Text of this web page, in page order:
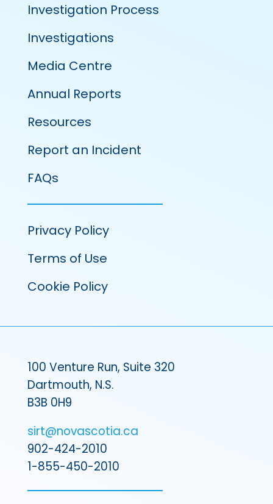
Investigation Process
Investigations
Media Centre
Annual Reports
Resources
Report an Incident
FAQs
Privacy Policy
Terms of Use
Cookie Policy
100 Venture Run, Suite 320
Dartmouth, N.S.
B3B 0H9
sirt@novascotia.ca
902-424-2010
1-855-450-2010